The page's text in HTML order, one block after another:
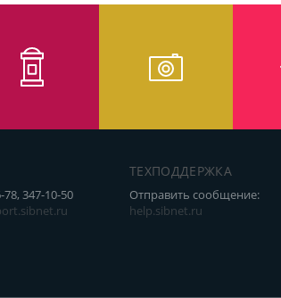
78, 347-10-50
ТЕХПОДДЕРЖКА
Отправить сообщение:
help.sibnet.ru